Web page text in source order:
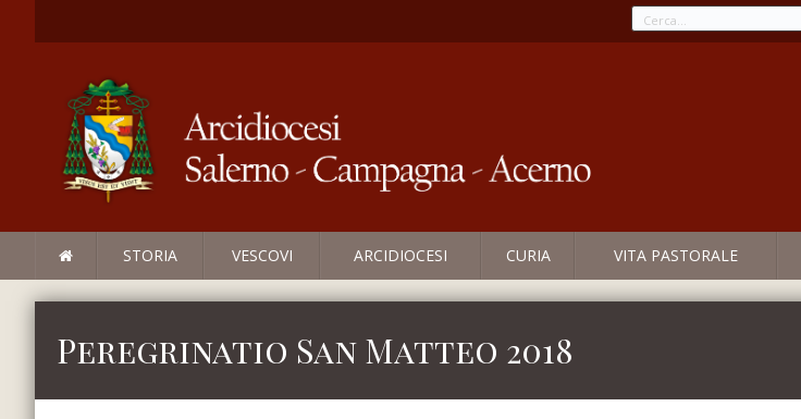
STORIA VESCOVI ARCIDIOCESI CURIA VITA PASTORALE
Peregrinatio San Matteo 2018